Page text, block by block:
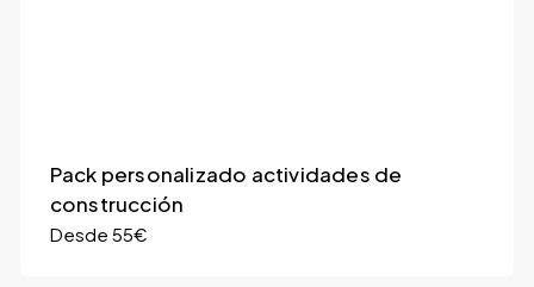
Pack personalizado actividades de
construcción
Desde 55€